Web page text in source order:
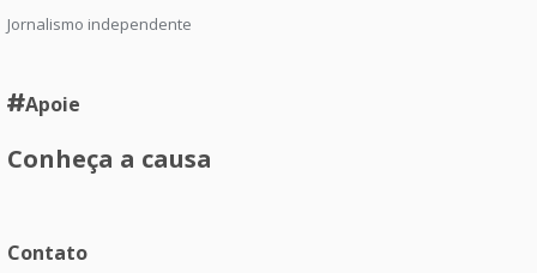
Jornalismo independente
Apoie
Conheça a causa
Contato